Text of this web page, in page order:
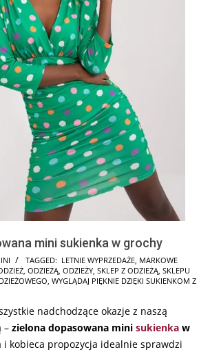
mini sukienka w grochy
TAGGED: LETNIE WYPRZEDAŻE, MARKOWE
, ODZIEŻĄ, ODZIEŻY, SKLEP Z ODZIEŻĄ, SKLEPU
, WYGLĄDAJ PIĘKNIE DZIĘKI SUKIENKOM Z
nadchodzące okazje z naszą
– zielona dopasowana mini sukienka w
i kobieca propozycja idealnie sprawdzi